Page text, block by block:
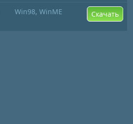
Win98, WinME Скачать